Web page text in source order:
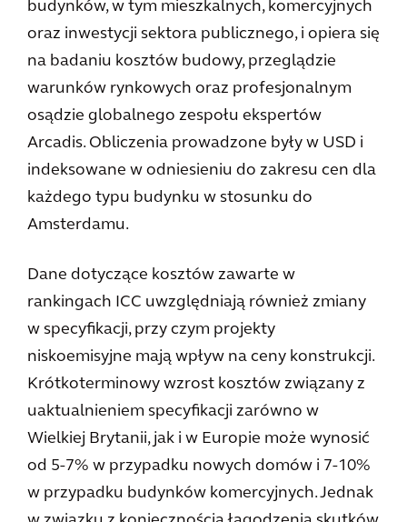
budynków, w tym mieszkalnych, komercyjnych
oraz inwestycji sektora publicznego, i opiera się
na badaniu kosztów budowy, przeglądzie
warunków rynkowych oraz profesjonalnym
osądzie globalnego zespołu ekspertów
Arcadis. Obliczenia prowadzone były w USD i
indeksowane w odniesieniu do zakresu cen dla
każdego typu budynku w stosunku do
Amsterdamu.
Dane dotyczące kosztów zawarte w
rankingach ICC uwzględniają również zmiany
w specyfikacji, przy czym projekty
niskoemisyjne mają wpływ na ceny konstrukcji.
Krótkoterminowy wzrost kosztów związany z
uaktualnieniem specyfikacji zarówno w
Wielkiej Brytanii, jak i w Europie może wynosić
od 5-7% w przypadku nowych domów i 7-10%
w przypadku budynków komercyjnych. Jednak